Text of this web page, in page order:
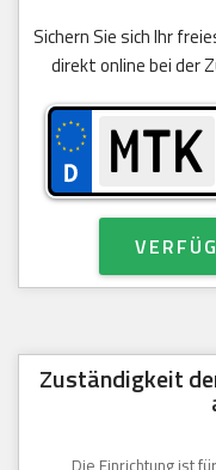
Sichern Sie sich Ihr
direkt online bei der
Zuständigkeit
Die Einrichtung ist